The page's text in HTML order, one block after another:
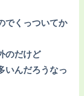
でくっついてか
のだけど
いんだろうなっ